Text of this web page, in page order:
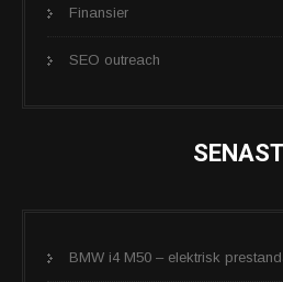
Finansier
SEO outreach
BMW i4 M50 – elektrisk